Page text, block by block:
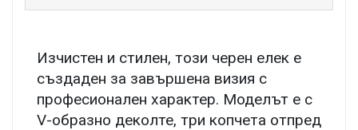
Изчистен и стилен, този черен елек е
създаден за завършена визия с
професионален характер. Моделът е с
V-образно деколте, три копчета отпред